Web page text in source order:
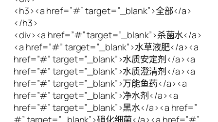
<h3><a href=”#” target=”_blank”>全部</a>
</h3>
<div><a href=”#” target=”_blank”>杀菌水</a>
<a href=”#” target=”_blank”>水草液肥</a><a
href=”#” target=”_blank”>水质安定剂</a><a
href=”#” target=”_blank”>水质澄清剂</a><a
href=”#” target=”_blank”>万能鱼药</a><a
href=”#” target=”_blank”>净水剂</a><a
href=”#” target=”_blank”>黑水</a><a href=”